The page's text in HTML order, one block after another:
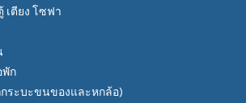
เตียง โซฟา
พัก
ระบะขนของและหกล้อ)